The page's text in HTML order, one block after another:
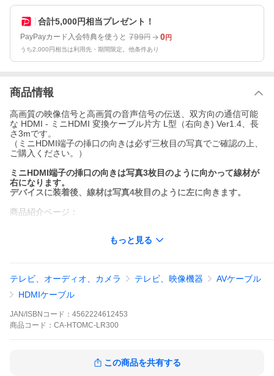
合計5,000円相当プレゼント！
PayPayカード入会特典を使うと 799円 0円
うち2,000円相当は利用先・期間限定。他条件あり
商品情報
高画質の映像信号と高画質の音声信号の伝送、双方向の通信可能
な HDMI - ミニHDMI 変換ケーブル片方 L型（右向き) Ver1.4、長
さ3mです。
（ミニHDMI端子の挿口の向きは必ず三枚目の写真でご確認の上、
ご購入ください。）
ミニHDMI端子の挿口の向きは写真3枚目のように向かって線材が
右になります。
デバイスに装着後、線材は写真4枚目のように左に向きます。
商品紹介ページ：
オーディオリターンチャンネル (ARC) 対応
フル3D映像対応
4K×2K解像度対応
ツイストペア式電線使用
外部ノイズが干渉しにくい3重シールド構造
片方L型（右向き)
もっと見る
テレビ、オーディオ、カメラ テレビ、映像機器
AVケーブル
HDMIケーブル
JAN/ISBNコード： 4562224612453
商品 コード： CA-HTOMC-LR300
この商品を共有する